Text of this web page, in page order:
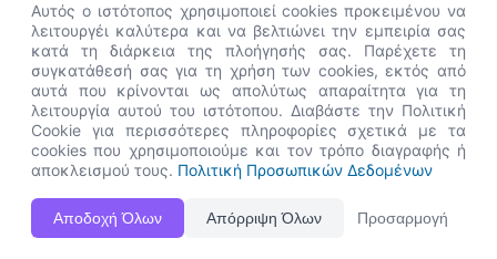
Η Ιστοσελίδα ΑνΑΔ είναι πλήρως συμβατή με τις νεότερες εκδόσεις, Google Chrome, Mozilla Firefox,
Apple Safari καθώς και Internet Explorer.
👋 Καλώς ήρθες! Είμαι η Νόησις.
Πες μου πώς μπορώ να σε βοηθήσω
σήμερα.
Αυτός ο ιστότοπος χρησιμοποιεί cookies προκειμένου να
λειτουργέι καλύτερα και να βελτιώνει την εμπειρία σας
κατά τη διάρκεια της πλοήγησής σας. Παρέχετε τη
συγκατάθεσή σας για τη χρήση των cookies, εκτός από
αυτά που κρίνονται ως απολύτως απαραίτητα για τη
λειτουργία αυτού του ιστότοπου. Διαβάστε την Πολιτική
Cookie για περισσότερες πληροφορίες σχετικά με τα
cookies που χρησιμοποιούμε και τον τρόπο διαγραφής ή
αποκλεισμού τους. Πολιτική Προσωπικών Δεδομένων
Αποδοχή Όλων Απόρριψη Όλων Προσαρμογή